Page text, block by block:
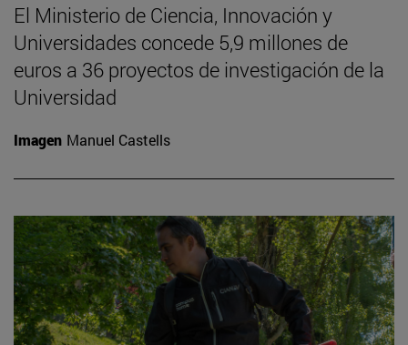
El Ministerio de Ciencia, Innovación y
Universidades concede 5,9 millones de
euros a 36 proyectos de investigación de la
Universidad
Imagen Manuel Castells